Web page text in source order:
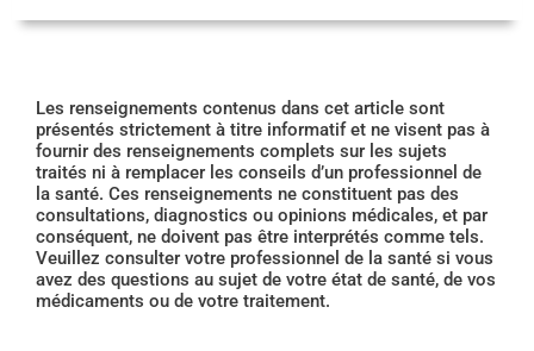
Les renseignements contenus dans cet article sont
présentés strictement à titre informatif et ne visent pas à
fournir des renseignements complets sur les sujets
traités ni à remplacer les conseils d’un professionnel de
la santé. Ces renseignements ne constituent pas des
consultations, diagnostics ou opinions médicales, et par
conséquent, ne doivent pas être interprétés comme tels.
Veuillez consulter votre professionnel de la santé si vous
avez des questions au sujet de votre état de santé, de vos
médicaments ou de votre traitement.